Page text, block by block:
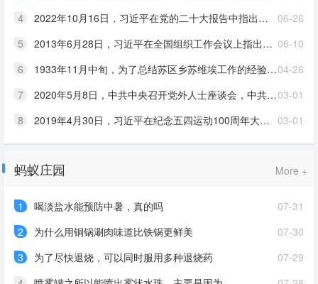
06-26
4
2022年10月16日，习近平在党的二十大报告中指出，深化农村____制度改革，赋予农民更加充分的财产权益
06-10
5
2013年6月28日，习近平在全国组织工作会议上指出，理想信念坚定，是好干部____的标准，是不是好干部首先看这一条。如果理想信念不坚定，不相信马克思主义，不相信中国特色社会主义，政治上不合格，经不起
04-26
6
1933年11月中旬，为了总结苏区乡苏维埃工作的经验，给即将召开的中华苏维埃第二次全国代表大会作准备，毛泽东率中央政府检查团到兴国县长冈乡进行调查，写下了著名的《____》
03-01
7
2020年5月8日，中共中央召开党外人士座谈会，中共中央总书记习近平主持座谈会并发表重要讲话强调，我们加强国际交流合作，主动向有关国家和国际组织提供力所能及的帮助，彰显了一个____大国的担当
03-01
8 2019年4月30日，习近平在纪念五四运动100周年大会上指出，一代人有一代人的____，一代人有一代人的担当。建成社会主义现代化强国，实现中华民族伟大复兴，是一场接力跑
蚂蚁庄园 More +
07-31
1
喝淡盐水能预防中暑，真的吗
07-30
2
为什么用铜锅涮肉味道比铁锅更鲜美
07-29
3
为了尽快退烧，可以同时服用多种退烧药